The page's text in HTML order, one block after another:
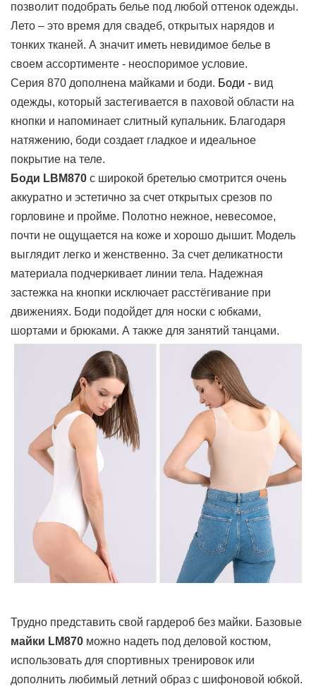
позволит подобрать белье под любой оттенок одежды.
Лето – это время для свадеб, открытых нарядов и
тонких тканей. А значит иметь невидимое белье в
своем ассортименте - неоспоримое условие.
Серия 870 дополнена майками и боди. Боди - вид
одежды, который застегивается в паховой области на
кнопки и напоминает слитный купальник. Благодаря
натяжению, боди создает гладкое и идеальное
покрытие на теле.
Боди LBM870 с широкой бретелью смотрится очень
аккуратно и эстетично за счет открытых срезов по
горловине и пройме. Полотно нежное, невесомое,
почти не ощущается на коже и хорошо дышит. Модель
выглядит легко и женственно. За счет деликатности
материала подчеркивает линии тела. Надежная
застежка на кнопки исключает расстёгивание при
движениях. Боди подойдет для носки с юбками,
шортами и брюками. А также для занятий танцами.
Трудно представить свой гардероб без майки. Базовые
майки LM870 можно надеть под деловой костюм,
использовать для спортивных тренировок или
дополнить любимый летний образ с шифоновой юбкой.